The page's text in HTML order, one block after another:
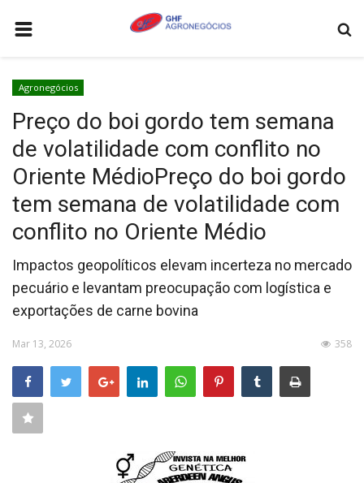
AGRONEGÓCIOS
LEILÕES
FEIRAS E EVENTOS
COTAÇÕES
COLUNISTA
QUEM SOMOS
CONTATO
CONECTE-SE
REGISTO
Agronegócios
Preço do boi gordo tem semana
de volatilidade com conflito no
Oriente MédioPreço do boi gordo
tem semana de volatilidade com
conflito no Oriente Médio
Impactos geopolíticos elevam incerteza no mercado
pecuário e levantam preocupação com logística e
exportações de carne bovina
Mar 13, 2026 358